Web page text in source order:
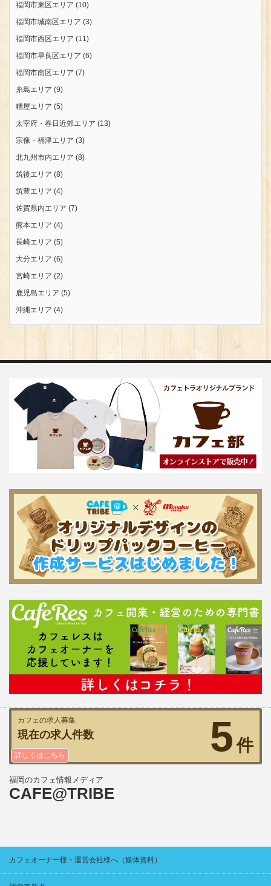
福岡市東区エリア (10)
福岡市城南区エリア (3)
福岡市西区エリア (11)
福岡市早良区エリア (6)
福岡市南区エリア (7)
糸島エリア (9)
糟屋エリア (5)
太宰府・春日近郊エリア (13)
宗像・福津エリア (3)
北九州市内エリア (8)
筑後エリア (8)
筑豊エリア (4)
佐賀県内エリア (7)
熊本エリア (4)
長崎エリア (5)
大分エリア (6)
宮崎エリア (2)
鹿児島エリア (5)
沖縄エリア (4)
カフェの求人募集
現在の求人件数 5 件
詳しくはこちら
福岡のカフェ情報メディア
CAFE@TRIBE
カフェオーナー様・運営会社様へ（媒体資料）